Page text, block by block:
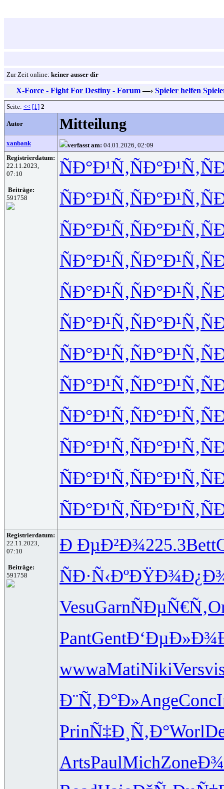
Zur Zeit online: keiner ausser dir
X-Force - Fight For Destiny - Forum —› Spieler helfen
Seite: << [1] 2
Autor Mitteilung
xanbank verfasst am: 04.01.2026, 02:09
Registrierdatum:
22.11.2023,
07:10
Beiträge:
591758
ÑÐ°Ð¹Ñ‚ÑÐ°Ð¹Ñ‚
ÑÐ°Ð¹Ñ‚ÑÐ°Ð¹Ñ‚
ÑÐ°Ð¹Ñ‚ÑÐ°Ð¹Ñ‚
ÑÐ°Ð¹Ñ‚ÑÐ°Ð¹Ñ‚
ÑÐ°Ð¹Ñ‚ÑÐ°Ð¹Ñ‚
ÑÐ°Ð¹Ñ‚ÑÐ°Ð¹Ñ‚
ÑÐ°Ð¹Ñ‚ÑÐ°Ð¹Ñ‚
ÑÐ°Ð¹Ñ‚ÑÐ°Ð¹Ñ‚
ÑÐ°Ð¹Ñ‚ÑÐ°Ð¹Ñ‚
ÑÐ°Ð¹Ñ‚ÑÐ°Ð¹Ñ‚
ÑÐ°Ð¹Ñ‚ÑÐ°Ð¹Ñ‚
ÑÐ°Ð¹Ñ‚ÑÐ°Ð¹Ñ‚
Registrierdatum:
22.11.2023,
07:10
Beiträge:
591758
Ð ÐµÐ²Ð¾225.3Bett
ÑÐ·Ñ‹Ðº
VesuGarnÑÐµÑ€Ñ‚
PantGentÐ‘ÐµÐ»Ð¾
wwwaMatiNikiVers
Ð¨Ñ‚Ð°Ð»AngeConc
PrinÑ‡Ð¸Ñ‚Ð°Worl
ArtsPaulMichZone